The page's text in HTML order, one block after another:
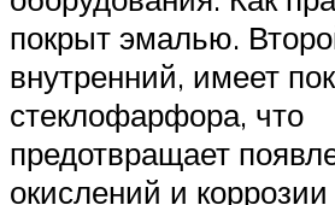
покрыт эмалью.
внутренний, имеет
стеклофарфора, что
предотвращает
окислений и коррозии